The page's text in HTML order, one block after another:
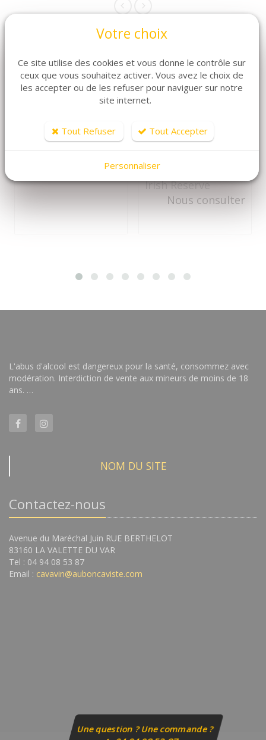
DÉTAILS
La Barrac' (75cl)
7,30 €
DÉTAILS
Berry Bros & Rudd
The Classic Range
Irish Reserve
Nous consulter
L'abus d'alcool est dangereux pour la santé, consommez avec
modération. Interdiction de vente aux mineurs de moins de 18
ans. …
NOM DU SITE
Contactez-nous
Avenue du Maréchal Juin RUE BERTHELOT
83160 LA VALETTE DU VAR
Tel : 04 94 08 53 87
Email : cavavin@auboncaviste.com
Une question ? Une commande ?
Votre choix
Ce site utilise des cookies et vous donne le contrôle sur
ceux que vous souhaitez activer. Vous avez le choix de
les accepter ou de les refuser pour naviguer sur notre
site internet.
Tout Refuser Tout Accepter
Personnaliser